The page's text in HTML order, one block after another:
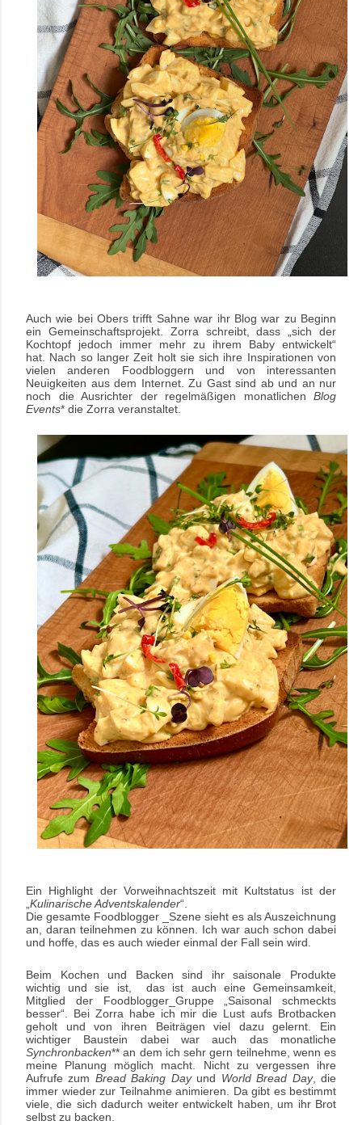
Auch wie bei Obers trifft Sahne war ihr Blog war zu Beginn
ein Gemeinschaftsprojekt. Zorra schreibt, dass „sich der
Kochtopf jedoch immer mehr zu ihrem Baby entwickelt“
hat. Nach so langer Zeit holt sie sich ihre Inspirationen von
vielen anderen Foodbloggern und von interessanten
Neuigkeiten aus dem Internet. Zu Gast sind ab und an nur
noch die Ausrichter der regelmäßigen monatlichen Blog
Events* die Zorra veranstaltet.
Ein Highlight der Vorweihnachtszeit mit Kultstatus ist der
Kulinarische Adventskalender“.
Die gesamte Foodblogger _Szene sieht es als Auszeichnung
an, daran teilnehmen zu können. Ich war auch schon dabei
und hoffe, das es auch wieder einmal der Fall sein wird.
Beim Kochen und Backen sind ihr saisonale Produkte
wichtig und sie ist, das ist auch eine Gemeinsamkeit,
Mitglied der Foodblogger_Gruppe „Saisonal schmeckts
besser“. Bei Zorra habe ich mir die Lust aufs Brotbacken
geholt und von ihren Beiträgen viel dazu gelernt. Ein
wichtiger Baustein dabei war auch das monatliche
Synchronbacken** an dem ich sehr gern teilnehme, wenn es
meine Planung möglich macht. Nicht zu vergessen ihre
Aufrufe zum Bread Baking Dayund World Bread Day, die
immer wieder zur Teilnahme animieren. Da gibt es bestimmt
viele, die sich dadurch weiter entwickelt haben, um ihr Brot
selbst zu backen.